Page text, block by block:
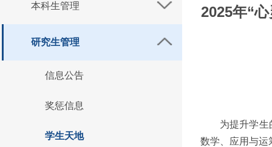
本科生管理
研究生管理
信息公告
奖惩信息
学生天地
2025年“
为提升学生
数学、应用与运